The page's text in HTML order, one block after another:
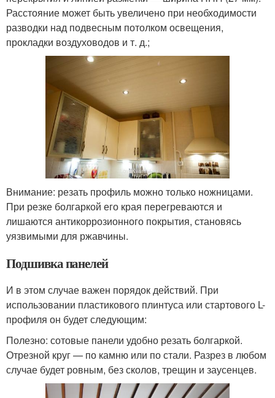
Расстояние может быть увеличено при необходимости
разводки над подвесным потолком освещения,
прокладки воздуховодов и т. д.;
Внимание: резать профиль можно только ножницами.
При резке болгаркой его края перегреваются и
лишаются антикоррозионного покрытия, становясь
уязвимыми для ржавчины.
Подшивка панелей
И в этом случае важен порядок действий. При
использовании пластикового плинтуса или стартового L-
профиля он будет следующим:
Полезно: сотовые панели удобно резать болгаркой.
Отрезной круг — по камню или по стали. Разрез в любом
случае будет ровным, без сколов, трещин и заусенцев.